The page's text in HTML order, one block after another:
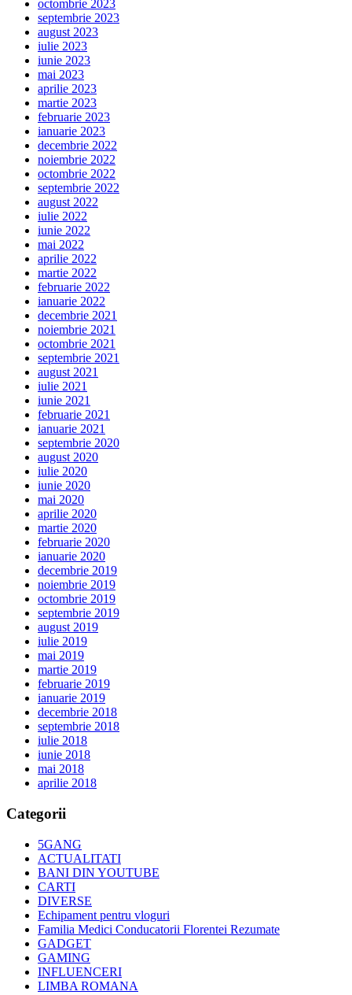
octombrie 2023
septembrie 2023
august 2023
iulie 2023
iunie 2023
mai 2023
aprilie 2023
martie 2023
februarie 2023
ianuarie 2023
decembrie 2022
noiembrie 2022
octombrie 2022
septembrie 2022
august 2022
iulie 2022
iunie 2022
mai 2022
aprilie 2022
martie 2022
februarie 2022
ianuarie 2022
decembrie 2021
noiembrie 2021
octombrie 2021
septembrie 2021
august 2021
iulie 2021
iunie 2021
februarie 2021
ianuarie 2021
septembrie 2020
august 2020
iulie 2020
iunie 2020
mai 2020
aprilie 2020
martie 2020
februarie 2020
ianuarie 2020
decembrie 2019
noiembrie 2019
octombrie 2019
septembrie 2019
august 2019
iulie 2019
mai 2019
martie 2019
februarie 2019
ianuarie 2019
decembrie 2018
septembrie 2018
iulie 2018
iunie 2018
mai 2018
aprilie 2018
Categorii
5GANG
ACTUALITATI
BANI DIN YOUTUBE
CARTI
DIVERSE
Echipament pentru vloguri
Familia Medici Conducatorii Florentei Rezumate
GADGET
GAMING
INFLUENCERI
LIMBA ROMANA